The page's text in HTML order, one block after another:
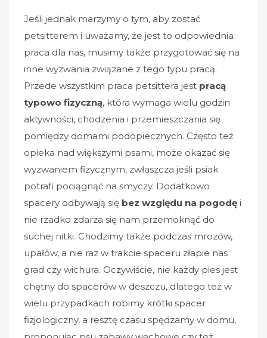
Jeśli jednak marzymy o tym, aby zostać
petsitterem i uważamy, że jest to odpowiednia
praca dla nas, musimy także przygotować się na
inne wyzwania związane z tego typu pracą.
Przede wszystkim praca petsittera jest pracą
typowo fizyczną, która wymaga wielu godzin
aktywności, chodzenia i przemieszczania się
pomiędzy domami podopiecznych. Często też
opieka nad większymi psami, może okazać się
wyzwaniem fizycznym, zwłaszcza jeśli psiak
potrafi pociągnąć na smyczy. Dodatkowo
spacery odbywają się bez względu na pogodę i
nie rzadko zdarza się nam przemoknąć do
suchej nitki. C​hodzimy także podczas mrozów,
upałów, a nie raz w trakcie spaceru złapie nas
grad czy wichura. Oczywiście, nie każdy pies jest
chętny do spacerów w deszczu, dlatego też w
wielu przypadkach robimy krótki spacer
fizjologiczny, a resztę czasu spędzamy w domu,